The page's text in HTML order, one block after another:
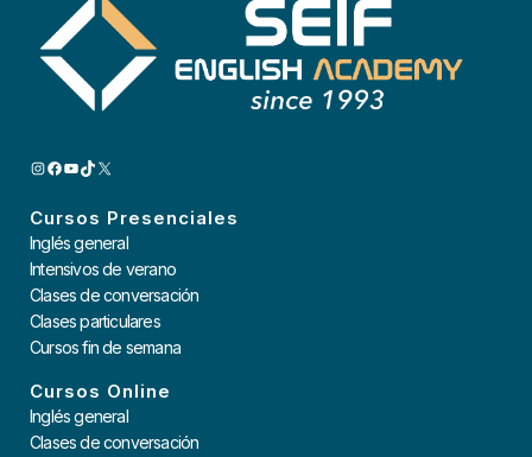
INSTAGRAM
FACEBOOK
YOUTUBE
TIKTOK
X
Cursos Presenciales
Inglés general
Intensivos de verano
Clases de conversación
Clases particulares
Cursos fin de semana
Cursos Online
Inglés general
Clases de conversación